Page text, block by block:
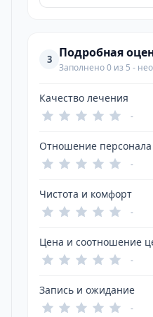
3 Подробная
Заполнено 0 из 5 -
Качество лечения
-
Отношение персонала
-
Чистота и комфорт
-
Цена и соотношение
-
Запись и ожидание
-